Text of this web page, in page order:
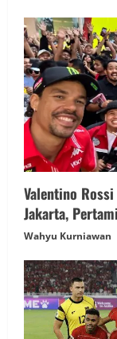
Valentino
Jakarta,
Wahyu Kurniawan